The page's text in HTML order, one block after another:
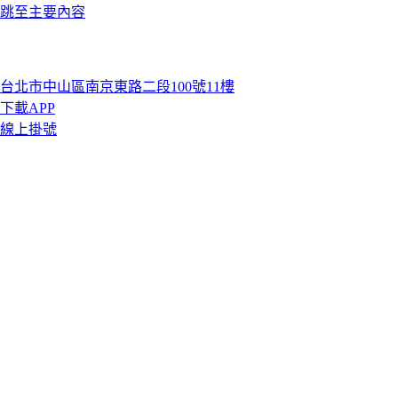
跳至主要內容
台北市中山區南京東路二段100號11樓
下載APP
線上掛號